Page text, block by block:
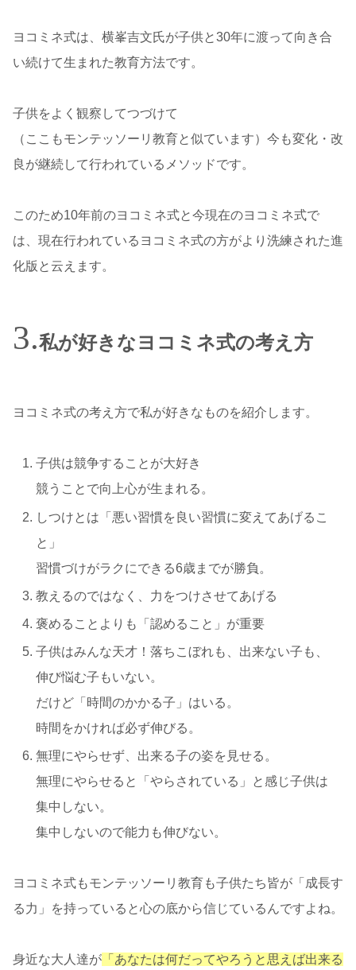
ヨコミネ式は、横峯吉文氏が子供と30年に渡って向き合
い続けて生まれた教育方法です。
子供をよく観察してつづけて
（ここもモンテッソーリ教育と似ています）今も変化・改
良が継続して行われているメソッドです。
このため10年前のヨコミネ式と今現在のヨコミネ式で
は、現在行われているヨコミネ式の方がより洗練された進
化版と云えます。
私が好きなヨコミネ式の考え方
ヨコミネ式の考え方で私が好きなものを紹介します。
子供は競争することが大好き
競うことで向上心が生まれる。
しつけとは「悪い習慣を良い習慣に変えてあげるこ
と」
習慣づけがラクにできる6歳までが勝負。
教えるのではなく、力をつけさせてあげる
褒めることよりも「認めること」が重要
子供はみんな天才！落ちこぼれも、出来ない子も、
伸び悩む子もいない。
だけど「時間のかかる子」はいる。
時間をかければ必ず伸びる。
無理にやらせず、出来る子の姿を見せる。
無理にやらせると「やらされている」と感じ子供は
集中しない。
集中しないので能力も伸びない。
ヨコミネ式もモンテッソーリ教育も子供たち皆が「成長す
る力」を持っていると心の底から信じているんですよね。
身近な大人達が 「あなたは何だってやろうと思えば出来る